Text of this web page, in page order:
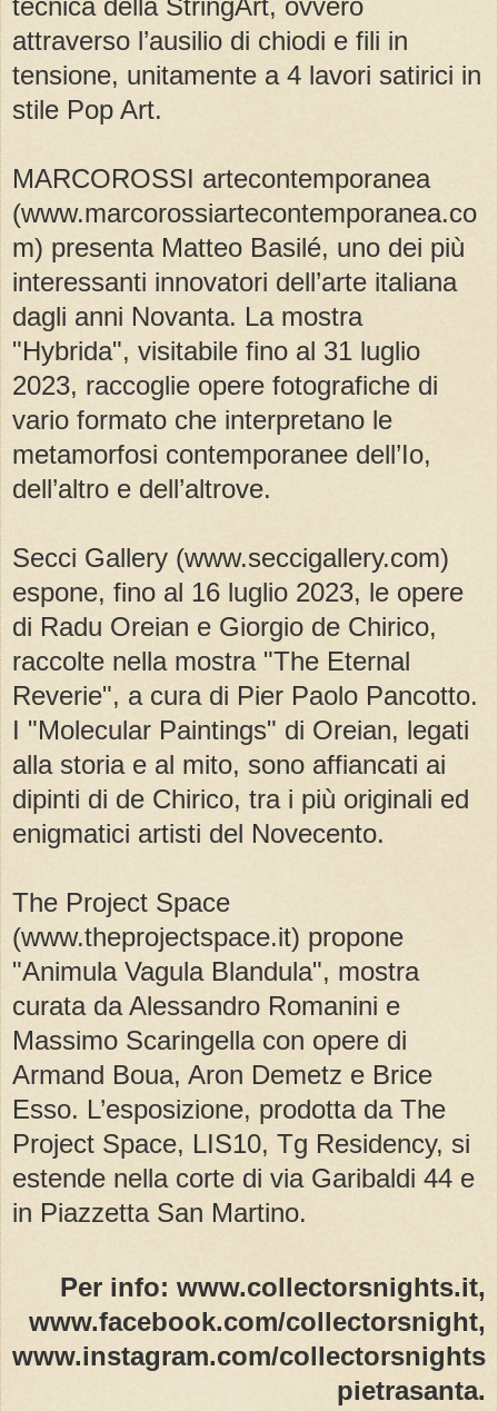
tecnica della StringArt, ovvero
attraverso l’ausilio di chiodi e fili in
tensione, unitamente a 4 lavori satirici in
stile Pop Art.
MARCOROSSI artecontemporanea
(www.marcorossiartecontemporanea.co
m) presenta Matteo Basilé, uno dei più
interessanti innovatori dell’arte italiana
dagli anni Novanta. La mostra
"Hybrida", visitabile fino al 31 luglio
2023, raccoglie opere fotografiche di
vario formato che interpretano le
metamorfosi contemporanee dell’Io,
dell’altro e dell’altrove.
Secci Gallery (www.seccigallery.com)
espone, fino al 16 luglio 2023, le opere
di Radu Oreian e Giorgio de Chirico,
raccolte nella mostra "The Eternal
Reverie", a cura di Pier Paolo Pancotto.
I "Molecular Paintings" di Oreian, legati
alla storia e al mito, sono affiancati ai
dipinti di de Chirico, tra i più originali ed
enigmatici artisti del Novecento.
The Project Space
(www.theprojectspace.it) propone
"Animula Vagula Blandula", mostra
curata da Alessandro Romanini e
Massimo Scaringella con opere di
Armand Boua, Aron Demetz e Brice
Esso. L’esposizione, prodotta da The
Project Space, LIS10, Tg Residency, si
estende nella corte di via Garibaldi 44 e
in Piazzetta San Martino.
Per info: www.collectorsnights.it,
www.facebook.com/collectorsnight,
www.instagram.com/collectorsnights
pietrasanta.